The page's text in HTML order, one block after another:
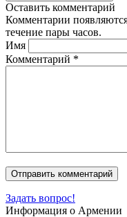
Оставить комментарий
Комментарии
течение пары часов.
Имя
Комментарий *
Задать вопрос!
Информация о Армении